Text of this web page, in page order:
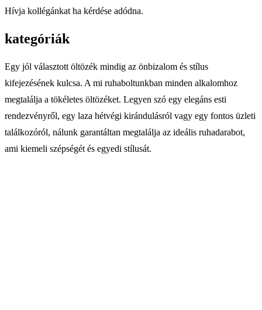
Hívja kollégánkat ha kérdése adódna.
kategóriák
Egy jól választott öltözék mindig az önbizalom és stílus
kifejezésének kulcsa. A mi ruhaboltunkban minden alkalomhoz
megtalálja a tökéletes öltözéket. Legyen szó egy elegáns esti
rendezvényről, egy laza hétvégi kirándulásról vagy egy fontos üzleti
találkozóról, nálunk garantáltan megtalálja az ideális ruhadarabot,
ami kiemeli szépségét és egyedi stílusát.